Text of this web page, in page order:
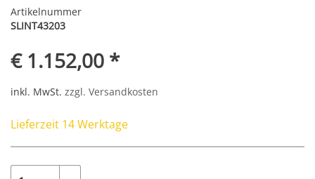
Artikelnummer
SLINT43203
€ 1.152,00 *
inkl. MwSt. zzgl. Versandkosten
Lieferzeit 14 Werktage